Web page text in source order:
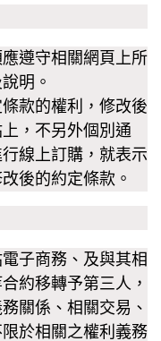
遵守相關網頁上所
明。
款的權利，修改後
，不另外個別通
線上訂購，就表示
後的約定條款。
子商務、及與其相
約移轉予第三人，
關係、相關交易、
於相關之權利義務